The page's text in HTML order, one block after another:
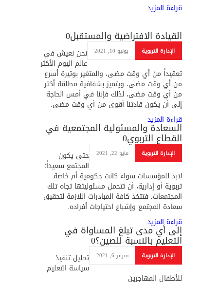
قراءة المزيد
القيادة الافتراضية والمستقبل0
الإدارة التربوية يونيو 10, 2021 نحن نعيش في
عالم اليوم الأكثر
تعقيداً من أي وقت مضى، والمتغير بوتيرة أسرع
من أي وقت مضى، ويتميز بشفافية مطلقة أكثر
من أي وقت مضى، لذلك فإننا في أمس الحاجة
إلى أن يكون قادتنا أقوى من أي وقت مضى.
قراءة المزيد
السعادة والمسئولية المجتمعية في
القطاع التربوي0
الإدارة التربوية مايو 22, 2021 حتى يكون
المجتمع سعيداً؛
لابد للمؤسسات سواء كانت حكومية أم خاصةـ
تربوية أو إدارية، أن تتحمل مسئوليتها تجاه تلك
المجتمعات، فتتخذ كافة المبادرات اللازمة لتحقيق
سعادة المجتمع وإشباع احتياجات أفراده.
قراءة المزيد
إلى أي مدى تبلغ المساواة في
التعليم بالنسبة للصين؟0
الإدارة التربوية فبراير 6, 2021 تحليل تنفيذ
سياسة التعليم
للأطفال المهاجرين